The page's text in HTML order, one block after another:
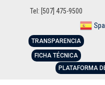
Tel: [507] 475-9500
TRANSPARENCIA
FICHA TÉCNICA
PLATAFORMA